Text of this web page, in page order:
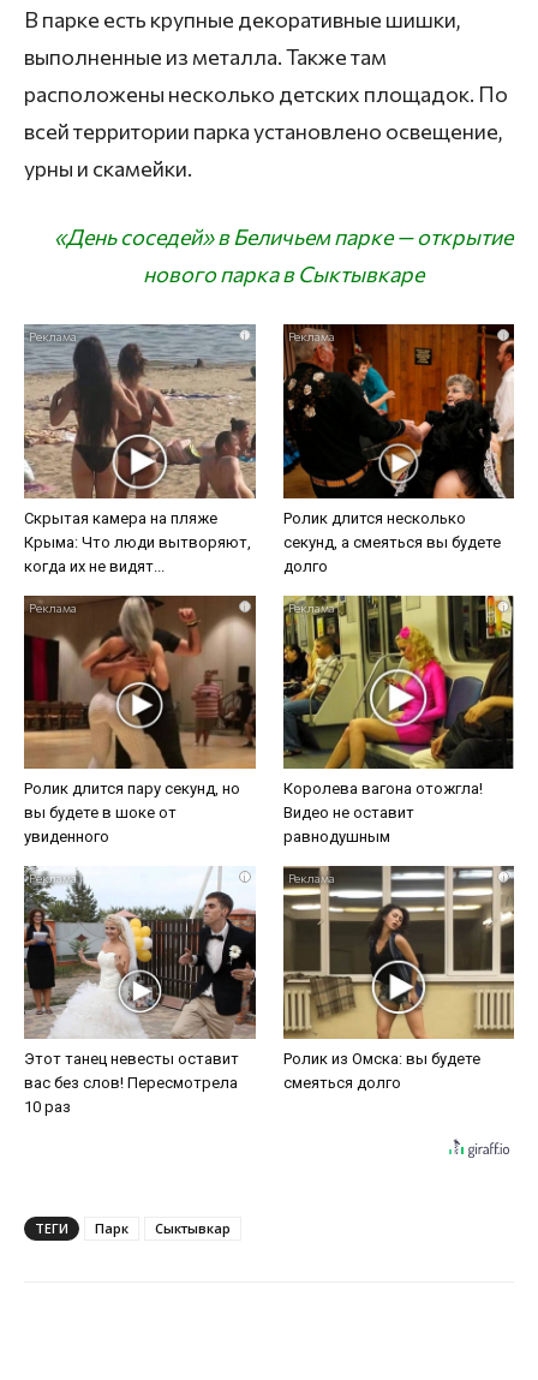
В парке есть крупные декоративные шишки,
выполненные из металла. Также там
расположены несколько детских площадок. По
всей территории парка установлено освещение,
урны и скамейки.
«День соседей» в Беличьем парке — открытие
нового парка в Сыктывкаре
i
Скрытая камера на пляже
Крыма: Что люди вытворяют,
когда их не видят...
i
Ролик длится несколько
секунд, а смеяться вы будете
долго
i
Ролик длится пару секунд, но
вы будете в шоке от
увиденного
i
Королева вагона отожгла!
Видео не оставит
равнодушным
i
Этот танец невесты оставит
вас без слов! Пересмотрела
10 раз
i
Ролик из Омска: вы будете
смеяться долго
ТЕГИ Парк Сыктывкар